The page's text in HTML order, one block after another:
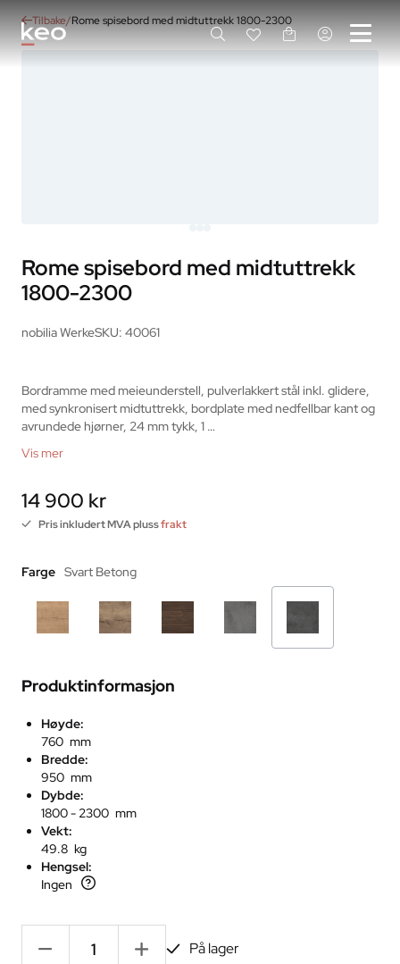
Tilbake Rome spisebord med midtuttrekk 1800-2300
Rome spisebord med midtuttrekk
1800-2300
nobilia WerkeSKU: 40061
Bordramme med meieunderstell, pulverlakkert stål inkl. glidere,
med synkronisert midtuttrekk, bordplate med nedfellbar kant og
avrundede hjørner, 24 mm tykk, 1 …
Vis mer
14 900 kr
Pris inkludert MVA plussfrakt
Farge Svart Betong
Produktinformasjon
Høyde:
760 mm
Bredde:
950 mm
Dybde:
1800 - 2300 mm
Vekt:
49.8 kg
Hengsel:
Ingen
- + På lager